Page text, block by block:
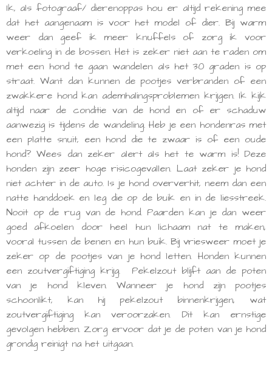
Ik, als fotograaf/ dierenoppas hou er altijd rekening mee
dat het aangenaam is voor het model of dier. Bij warm
weer dan geef ik meer knuffels of zorg ik voor
verkoeling in de bossen. Het is zeker niet aan te raden om
met een hond te gaan wandelen als het 30 graden is op
straat. Want dan kunnen de pootjes verbranden of een
zwakkere hond kan ademhalingsproblemen krijgen. Ik kijk
altijd naar de conditie van de hond en of er schaduw
aanwezig is tijdens de wandeling. Heb je een hondenras met
een platte snuit, een hond die te zwaar is of een oude
hond? Wees dan zeker alert als het te warm is! Deze
honden zijn zeer hoge risicogevallen. Laat zeker je hond
niet achter in de auto. Is je hond oververhit, neem dan een
natte handdoek en leg die op de buik en in de liesstreek.
Nooit op de rug van de hond. Paarden kan je dan weer
goed afkoelen door heel hun lichaam nat te maken,
vooral tussen de benen en hun buik. Bij vriesweer moet je
zeker op de pootjes van je hond letten. Honden kunnen
een zoutvergiftiging krijg. Pekelzout blijft aan de poten
van je hond kleven. Wanneer je hond zijn pootjes
schoonlikt, kan hij pekelzout binnenkrijgen, wat
zoutvergiftiging kan veroorzaken. Dit kan ernstige
gevolgen hebben. Zorg ervoor dat je de poten van je hond
grondig reinigt na het uitgaan.